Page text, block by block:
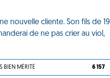
nouvelle cliente. Son fils de 19
de ne pas crier au viol,
BIEN MÉRITÉ 6 157